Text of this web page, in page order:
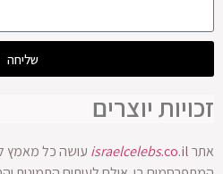
שליחה
זכויות יוצרים
אתר israelcelebs.co.il
עושה כל מאמץ